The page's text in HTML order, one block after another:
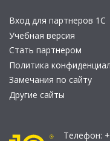
Вход для партнеров 1С
Учебная версия
Стать партнером
Политика
Замечания по сайту
Другие сайты
Телефон: